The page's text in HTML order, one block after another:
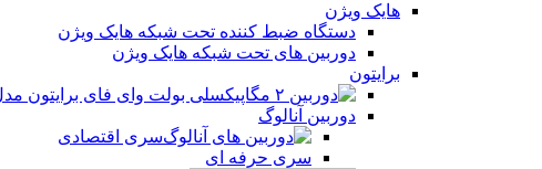
هایک ویژن
دستگاه ضبط کننده تحت شبکه هایک ویژن
دوربین های تحت شبکه هایک ویژن
برایتون
دوربین آنالوگ
سری اقتصادی
سری حرفه ای